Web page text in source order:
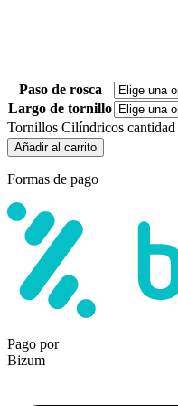
Paso de rosca
Largo de tornillo
Tornillos Cilíndricos cantidad
Añadir al carrito
Formas de pago
Pago por
Bizum